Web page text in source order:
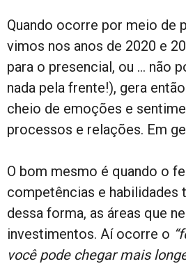
Quando ocorre por meio de
vimos nos anos de 2020 e
para o presencial, ou … não
nada pela frente!), gera
cheio de emoções e
processos e relações. Em
O bom mesmo é quando o
competências e habilidades
dessa forma, as áreas que
investimentos. Aí ocorre o
você pode chegar mais